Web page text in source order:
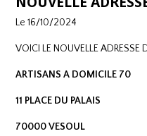
Le 16/10/2024
VOICI LE NOUVELLE ADRESSE
ARTISANS A DOMICILE 70
11 PLACE DU PALAIS
70000 VESOUL